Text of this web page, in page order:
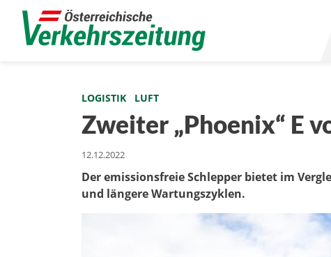
LOGISTIK LUFT
Zweiter „Phoenix“ E
12.12.2022
Der emissionsfreie Schlepper bietet im
und längere Wartungszyklen.